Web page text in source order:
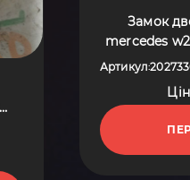
Замок
mercedes
Class
Артикул: